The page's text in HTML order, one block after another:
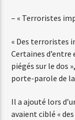
– « Terroristes
« Des terroristes
Certaines
piégés sur le dos
porte-parole de
Il a ajouté lors
avaient ciblé «